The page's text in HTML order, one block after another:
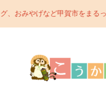
をまるっとご紹介するポ